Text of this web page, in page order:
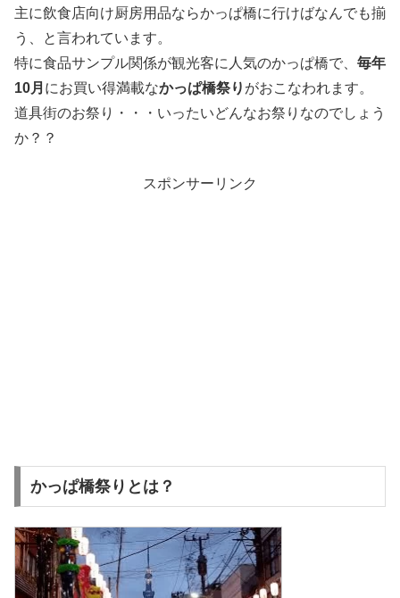
主に飲食店向け厨房用品ならかっぱ橋に行けばなんでも揃
う、と言われています。
特に食品サンプル関係が観光客に人気のかっぱ橋で、 毎年
10月 にお買い得満載なかっぱ橋祭り がおこなわれます。
道具街のお祭り・・・いったいどんなお祭りなのでしょう
か？？
スポンサーリンク
かっぱ橋祭りとは？